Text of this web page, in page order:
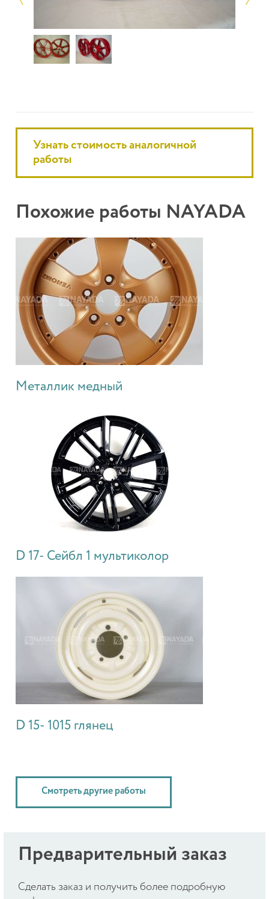
Узнать стоимость аналогичной
работы
Похожие работы NAYADA
Металлик медный
D 17- Сейбл 1 мультиколор
D 15- 1015 глянец
Смотреть другие работы
Предварительный заказ
Cделать заказ и получить более подробную